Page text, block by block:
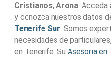
Cristianos, Arona. Acceda
y conozca nuestros datos
Tenerife Sur. Somos
necesidades de
en Tenerife. Su Asesoría en